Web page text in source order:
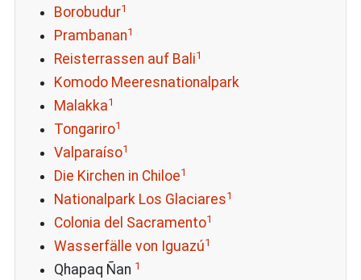
Borobudur1
Prambanan1
Reisterrassen auf Bali1
Komodo Meeresnationalpark
Malakka1
Tongariro1
Valparaíso1
Die Kirchen in Chiloe1
Nationalpark Los Glaciares1
Colonia del Sacramento1
Wasserfälle von Iguazú1
Qhapaq Ñan 1